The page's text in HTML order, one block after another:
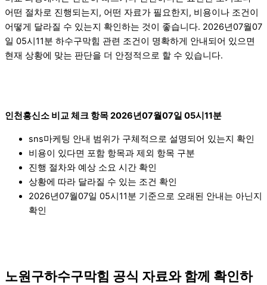
어떤 절차로 진행되는지, 어떤 자료가 필요한지, 비용이나 조건이
어떻게 달라질 수 있는지 확인하는 것이 좋습니다. 2026년07월07
일 05시11분 하수구막힘 관련 조건이 명확하게 안내되어 있으면
현재 상황에 맞는 판단을 더 안정적으로 할 수 있습니다.
인천흥신소 비교 체크 항목 2026년07월07일 05시11분
sns마케팅 안내 범위가 구체적으로 설명되어 있는지 확인
비용이 있다면 포함 항목과 제외 항목 구분
진행 절차와 예상 소요 시간 확인
상황에 따라 달라질 수 있는 조건 확인
2026년07월07일 05시11분 기준으로 오래된 안내는 아닌지
확인
노원구하수구막힘 공식 자료와 함께 확인하